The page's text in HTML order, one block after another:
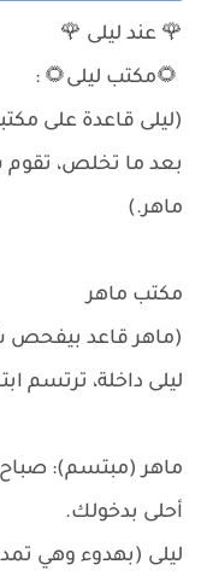
🌹 عند ليلى 🌹
🌻مكتب ليلى🌻 :
(ليلى قاعدة على
بعد ما تخلص، تقوم
ماهر.)
مكتب ماهر
(ماهر قاعد بيفحص
ليلى داخلة، ترتسم
ماهر (مبتسم): صباح
أحلى بدخولك.
ليلى (بهدوء وهي